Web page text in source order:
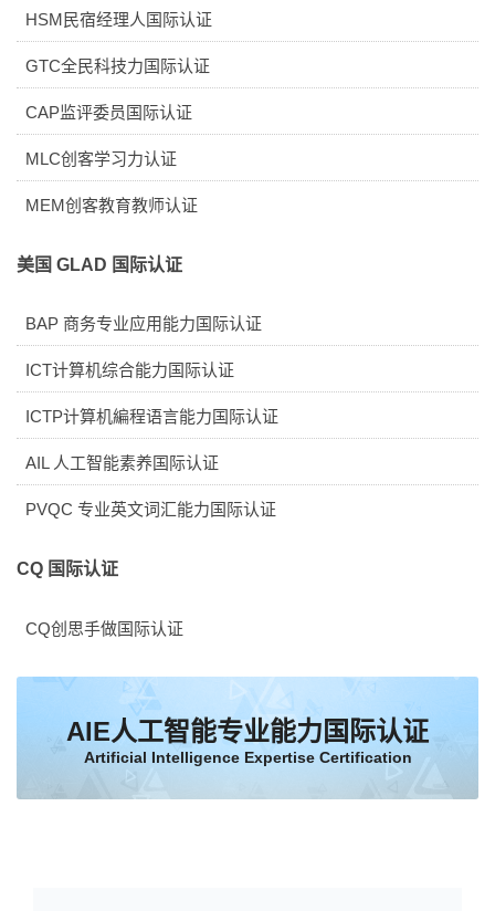
HSM民宿经理人国际认证
GTC全民科技力国际认证
CAP监评委员国际认证
MLC创客学习力认证
MEM创客教育教师认证
美国 GLAD 国际认证
BAP 商务专业应用能力国际认证
ICT计算机综合能力国际认证
ICTP计算机編程语言能力国际认证
AIL 人工智能素养国际认证
PVQC 专业英文词汇能力国际认证
CQ 国际认证
CQ创思手做国际认证
AIE人工智能专业能力国际认证
Artificial Intelligence Expertise Certification